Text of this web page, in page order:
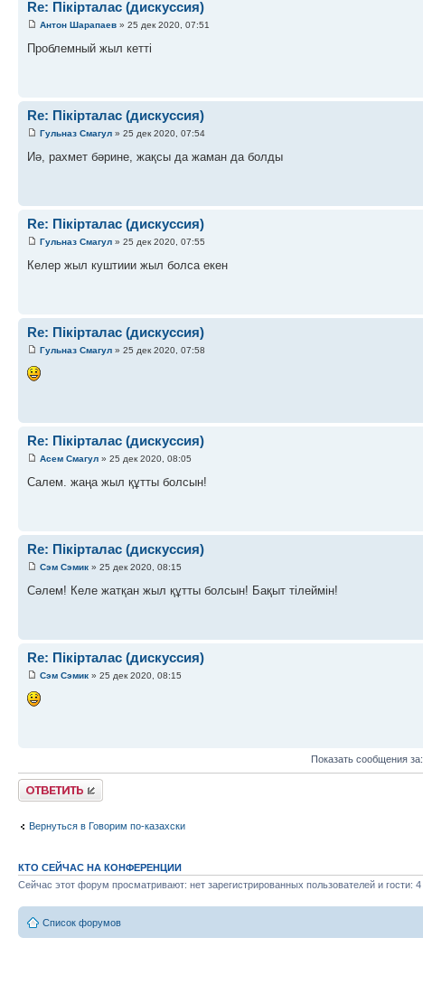
Re: Пікірталас (дискуссия)
Антон Шарапаев » 25 дек 2020, 07:51
Проблемный жыл кетті
Re: Пікірталас (дискуссия)
Гульназ Смагул » 25 дек 2020, 07:54
Иә, рахмет бәрине, жақсы да жаман да болды
Re: Пікірталас (дискуссия)
Гульназ Смагул » 25 дек 2020, 07:55
Келер жыл куштиии жыл болса екен
Re: Пікірталас (дискуссия)
Гульназ Смагул » 25 дек 2020, 07:58
Re: Пікірталас (дискуссия)
Асем Смагул » 25 дек 2020, 08:05
Салем. жаңа жыл құтты болсын!
Re: Пікірталас (дискуссия)
Сэм Сэмик » 25 дек 2020, 08:15
Сәлем! Келе жатқан жыл құтты болсын! Бақыт тілеймін!
Re: Пікірталас (дискуссия)
Сэм Сэмик » 25 дек 2020, 08:15
Показать сообщения за:
Ответить
Вернуться в Говорим по-казахски
КТО СЕЙЧАС НА КОНФЕРЕНЦИИ
Сейчас этот форум просматривают: нет зарегистрированных пользователей и гости: 4
Список форумов